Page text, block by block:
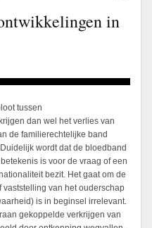
in
tussen
dan wel het verlies van
de familierechtelijke band
wordt dat de bloedband
is voor de vraag of een
bezit. Het gaat om de
van het ouderschap
is in beginsel irrelevant.
gekoppelde verkrijgen van